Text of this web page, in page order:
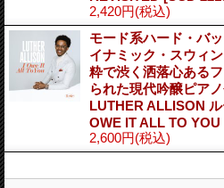
2,420円(税込)
モード系ハード・バ
イナミック・スウィ
粋で渋く洒落心ある
られた現代吟醸ピ
LUTHER ALLISON
OWE IT ALL TO YOU
2,600円(税込)